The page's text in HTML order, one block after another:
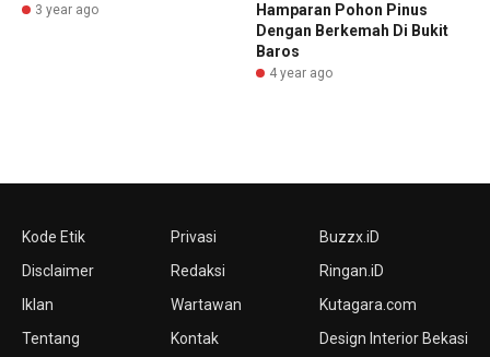
3 year ago
Hamparan Pohon Pinus
Dengan Berkemah Di Bukit
Baros
4 year ago
Kode Etik
Disclaimer
Iklan
Tentang
Privasi
Redaksi
Wartawan
Kontak
Buzzx.iD
Ringan.iD
Kutagara.com
Design Interior Bekasi